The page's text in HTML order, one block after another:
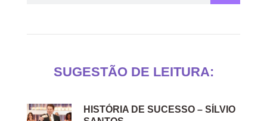
SUGESTÃO DE LEITURA:
HISTÓRIA DE SUCESSO – SÍLVIO